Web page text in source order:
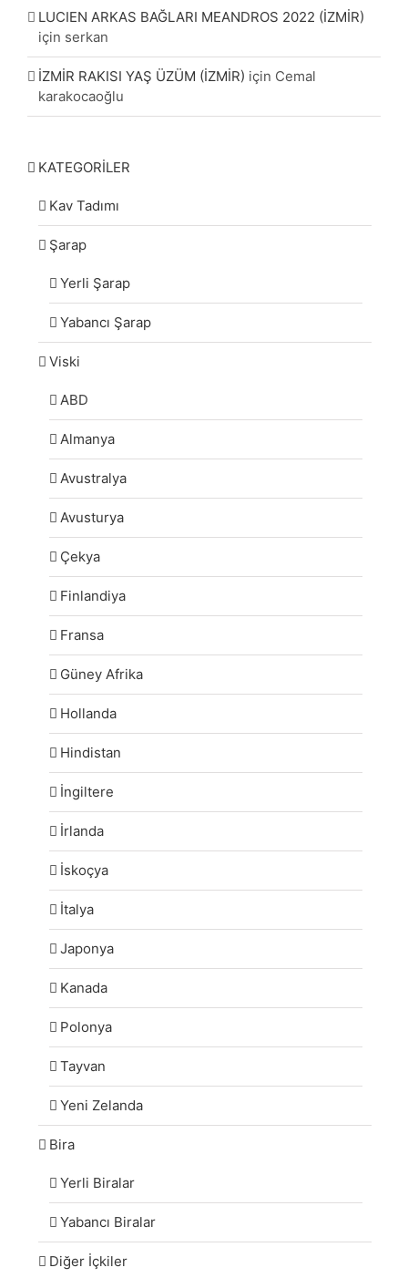
LUCIEN ARKAS BAĞLARI MEANDROS 2022 (İZMİR)
için serkan
İZMİR RAKISI YAŞ ÜZÜM (İZMİR) için Cemal
karakocaoğlu
KATEGORİLER
Kav Tadımı
Şarap
Yerli Şarap
Yabancı Şarap
Viski
ABD
Almanya
Avustralya
Avusturya
Çekya
Finlandiya
Fransa
Güney Afrika
Hollanda
Hindistan
İngiltere
İrlanda
İskoçya
İtalya
Japonya
Kanada
Polonya
Tayvan
Yeni Zelanda
Bira
Yerli Biralar
Yabancı Biralar
Diğer İçkiler